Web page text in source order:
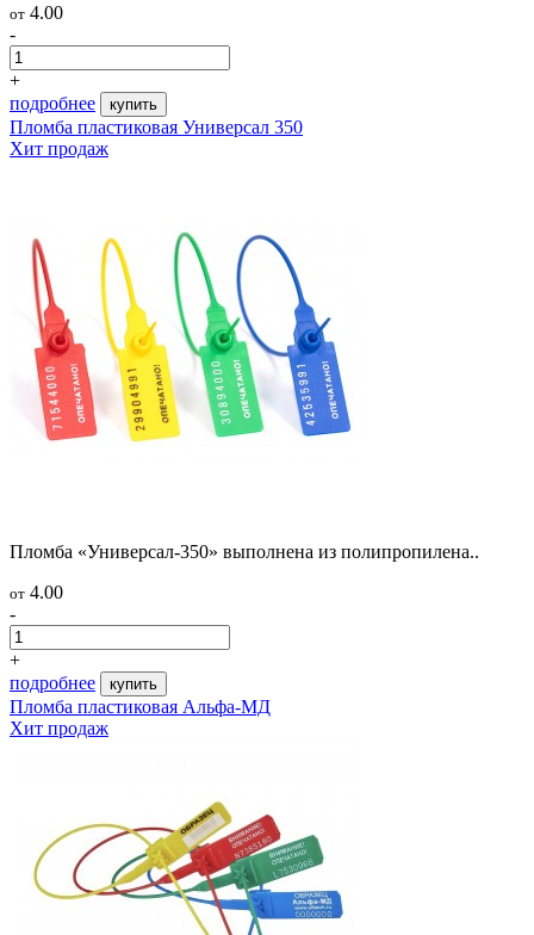
от 4.00
-
+
подробнее
купить
Пломба пластиковая Универсал 350
Хит продаж
Пломба «Универсал-350» выполнена из полипропилена..
от 4.00
-
+
подробнее
купить
Пломба пластиковая Альфа-МД
Хит продаж